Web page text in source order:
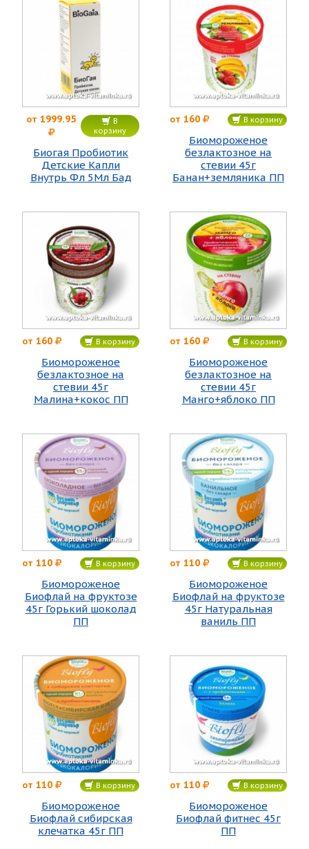
от 1999.95
В
корзину
Биогая Пробиотик
Детские Капли
Внутрь Фл 5Мл Бад
от 160 В корзину
Биомороженое
безлактозное на
стевии 45г
Банан+земляника ПП
от 160 В корзину
Биомороженое
безлактозное на
стевии 45г
Малина+кокос ПП
от 160 В корзину
Биомороженое
безлактозное на
стевии 45г
Манго+яблоко ПП
от 110 В корзину
Биомороженое
Биофлай на фруктозе
45г Горький шоколад
ПП
от 110 В корзину
Биомороженое
Биофлай на фруктозе
45г Натуральная
ваниль ПП
от 110 В корзину
Биомороженое
Биофлай сибирская
клечатка 45г ПП
от 110 В корзину
Биомороженое
Биофлай фитнес 45г
ПП